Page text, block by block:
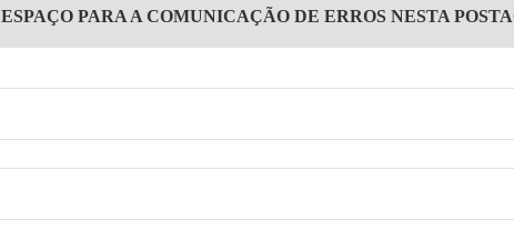
ESPAÇO PARA A COMUNICAÇÃO DE ERROS NESTA